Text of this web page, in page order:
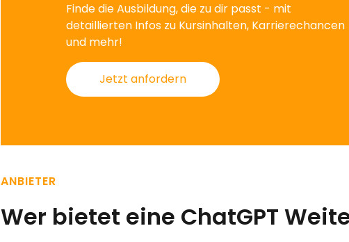
Finde die Ausbildung, die zu dir passt - mit
detaillierten Infos zu Kursinhalten, Karrierechancen
und mehr!
Jetzt anfordern
ANBIETER
Wer bietet eine ChatGPT